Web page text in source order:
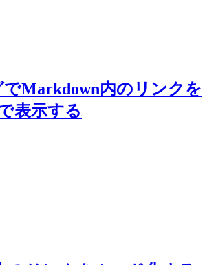
Markdown内のリンクを
表示する